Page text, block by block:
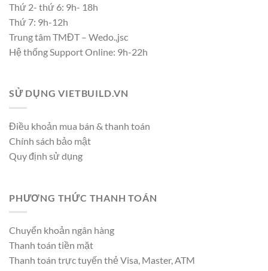
Thứ 2- thứ 6: 9h- 18h
Thứ 7: 9h-12h
Trung tâm TMĐT – Wedo.,jsc
Hệ thống Support Online: 9h-22h
SỬ DỤNG VIETBUILD.VN
Điều khoản mua bán & thanh toán
Chính sách bảo mật
Quy định sử dụng
PHƯƠNG THỨC THANH TOÁN
Chuyển khoản ngân hàng
Thanh toán tiền mặt
Thanh toán trực tuyến thẻ Visa, Master, ATM